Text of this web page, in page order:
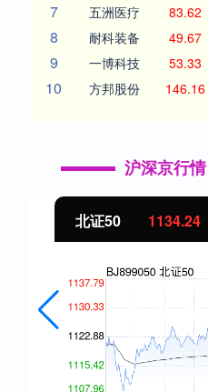
7 五洲医疗 83.62
8 耐科装备 49.67
9 一博科技 53.33
10 方邦股份 146.16
沪深京行
北证50 1134.24